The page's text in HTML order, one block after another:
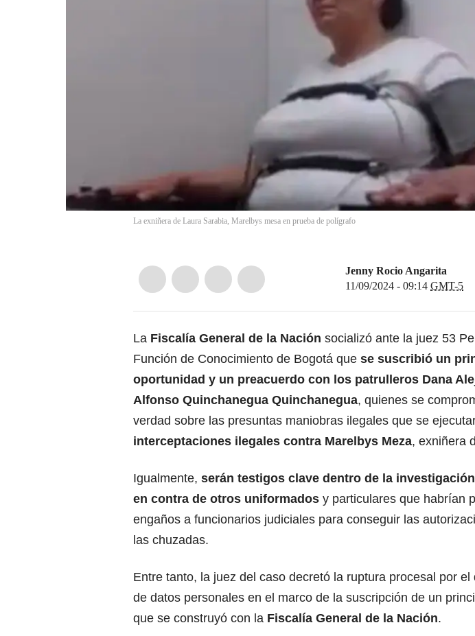
La exniñera de Laura Sarabia, Marelbys mesa en prueba de polígrafo
Jenny Rocio Angarita
11/09/2024 - 09:14 GMT-5
La Fiscalía General de la Nación socializó ante la juez 53
Función de Conocimiento de Bogotá que se suscribió un
oportunidad y un preacuerdo con los patrulleros Dana
Alfonso Quinchanegua Quinchanegua, quienes se
verdad sobre las presuntas maniobras ilegales que se
interceptaciones ilegales contra Marelbys Meza, exniñera
Igualmente, serán testigos clave dentro de la
en contra de otros uniformados y particulares que habrían
engaños a funcionarios judiciales para conseguir las
las chuzadas.
Entre tanto, la juez del caso decretó la ruptura procesal por el
de datos personales en el marco de la suscripción de un
que se construyó con la Fiscalía General de la Nación.